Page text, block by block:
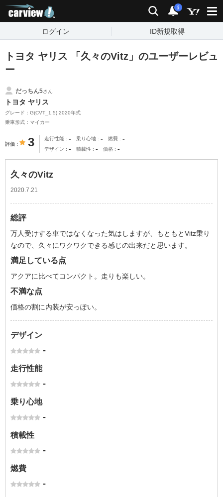
検索 通知
i
ログイン ID新規取得
トヨタ ヤリス 「久々のVitz」のユーザーレビュ
ー
だっちん5さん
トヨタ ヤリス
グレード：G(CVT_1.5) 2020年式
乗車形式：マイカー
評価 3 走行性能 - 乗り心地 - 燃費 -
デザイン - 積載性 - 価格 -
久々のVitz
2020.7.21
総評
万人受けする車ではなくなった気はしますが、もともとVitz乗り
なので、久々にワクワクできる感じの出来だと思います。
満足している点
アクアに比べてコンパクト。走りも楽しい。
不満な点
価格の割に内装が安っぽい。
デザイン
-
走行性能
-
乗り心地
-
積載性
-
燃費
-